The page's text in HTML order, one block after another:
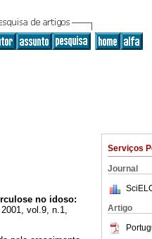
Serviços
Journal
Artigo
no idoso:
vol.9, n.1,